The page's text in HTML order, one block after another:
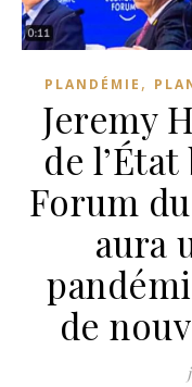
PLANDÉMIE ,
Jeremy
de
Forum
aura
de